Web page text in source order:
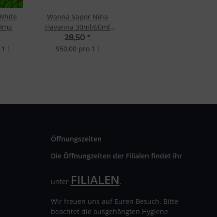
l
Wanna Vapor Nina
Havanna 30ml/60ml
Shake&Vape
28,50 *
950,00 pro 1 l
Öffnungszeiten
Die Öffnungzeiten der Filialen findet ihr
unter FILIALEN.
Wir freuen uns auf Euren Besuch. Bitte
beachtet die ausgehängten Hygiene